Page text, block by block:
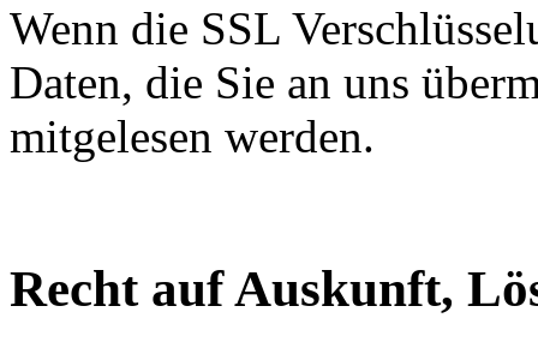
Wenn die SSL
Daten, die Sie an uns
mitgelesen werden.
Recht auf Auskunft,